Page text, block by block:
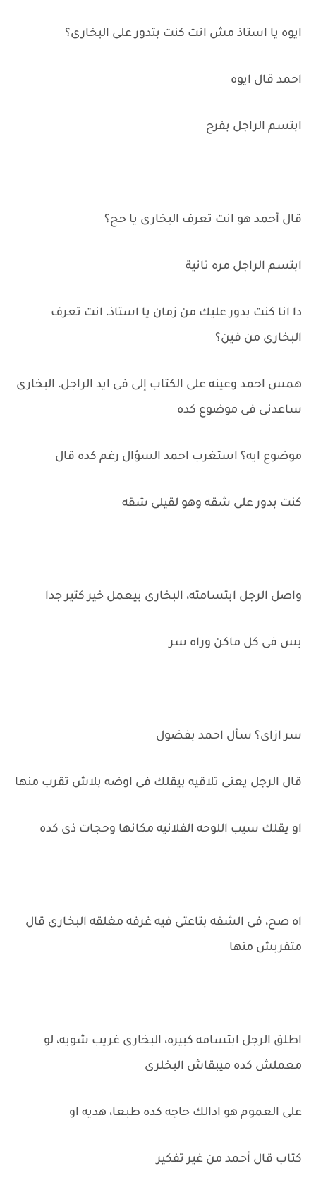
ايوه يا استاذ مش انت كنت بتدور على البخارى؟
احمد قال ايوه
ابتسم الراجل بفرح
قال أحمد هو انت تعرف البخارى يا حج؟
ابتسم الراجل مره تانية
دا انا كنت بدور عليك من زمان يا استاذ، انت تعرف
البخارى من فين؟
همس احمد وعينه على الكتاب إلى فى ايد الراجل، البخارى
ساعدنى فى موضوع كده
موضوع ايه؟ استغرب احمد السؤال رغم كده قال
كنت بدور على شقه وهو لقيلى شقه
واصل الرجل ابتسامته، البخارى بيعمل خير كتير جدا
بس فى كل ماكن وراه سر
سر ازاى؟ سأل احمد بفضول
قال الرجل يعنى تلاقيه بيقلك فى اوضه بلاش تقرب منها
او يقلك سيب اللوحه الفلانيه مكانها وحجات ذى كده
اه صح، فى الشقه بتاعتى فيه غرفه مغلقه البخارى قال
متقربش منها
اطلق الرجل ابتسامه كبيره، البخارى غريب شويه، لو
معملش كده ميبقاش البخلرى
على العموم هو ادالك حاجه كده طبعا، هديه او
كتاب قال أحمد من غير تفكير